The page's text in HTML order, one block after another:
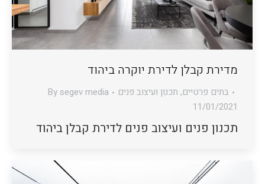
מדירת קבלן לדירת יוקרה ביהוד
בתים פרטיים, תכנון ועיצוב פנים Bysegev media
11/01/2021
תכנון פנים ועיצוב פנים לדירת קבלן ביהוד